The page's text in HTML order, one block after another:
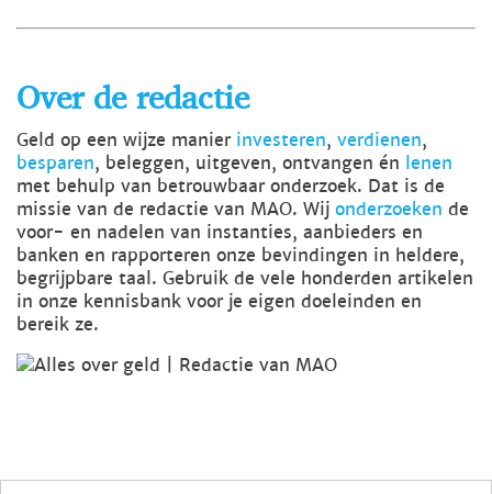
Over de redactie
Geld op een wijze manier investeren, verdienen,
besparen, beleggen, uitgeven, ontvangen én lenen
met behulp van betrouwbaar onderzoek. Dat is de
missie van de redactie van MAO. Wij onderzoeken de
voor- en nadelen van instanties, aanbieders en
banken en rapporteren onze bevindingen in heldere,
begrijpbare taal. Gebruik de vele honderden artikelen
in onze kennisbank voor je eigen doeleinden en
bereik ze.